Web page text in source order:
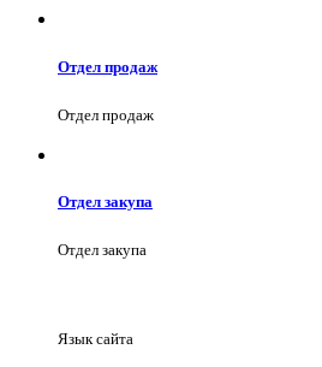
Отдел продаж
Отдел продаж
Отдел закупа
Отдел закупа
Язык сайта